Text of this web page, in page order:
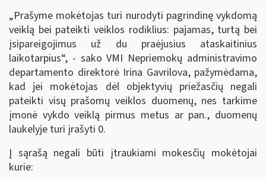
„Prašyme mokėtojas turi nurodyti pagrindinę vykdomą
veiklą bei pateikti veiklos rodiklius: pajamas, turtą bei
įsipareigojimus už du praėjusius ataskaitinius
laikotarpius“, - sako VMI Nepriemokų administravimo
departamento direktorė Irina Gavrilova, pažymėdama,
kad jei mokėtojas dėl objektyvių priežasčių negali
pateikti visų prašomų veiklos duomenų, nes tarkime
įmonė vykdo veiklą pirmus metus ar pan., duomenų
laukelyje turi įrašyti 0.
Į sąrašą negali būti įtraukiami mokesčių mokėtojai
kurie: